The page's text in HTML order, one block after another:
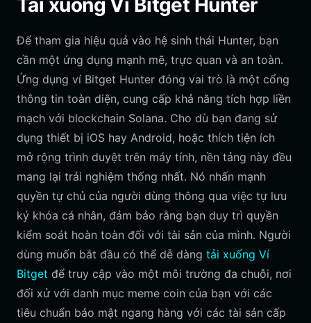
Tải xuống Ví Bitget Hunter
Để tham gia hiệu quả vào hệ sinh thái Hunter, bạn
cần một ứng dụng mạnh mẽ, trực quan và an toàn.
Ứng dụng ví Bitget Hunter đóng vai trò là một cổng
thông tin toàn diện, cung cấp khả năng tích hợp liền
mạch với blockchain Solana. Cho dù bạn đang sử
dụng thiết bị iOS hay Android, hoặc thích tiện ích
mở rộng trình duyệt trên máy tính, nền tảng này đều
mang lại trải nghiệm thống nhất. Nó nhấn mạnh
quyền tự chủ của người dùng thông qua việc tự lưu
ký khóa cá nhân, đảm bảo rằng bạn duy trì quyền
kiểm soát hoàn toàn đối với tài sản của mình. Người
dùng muốn bắt đầu có thể dễ dàng tải xuống Ví
Bitget để truy cập vào một môi trường đa chuỗi, nơi
đối xử với danh mục meme coin của bạn với các
tiêu chuẩn bảo mật ngang hàng với các tài sản cấp